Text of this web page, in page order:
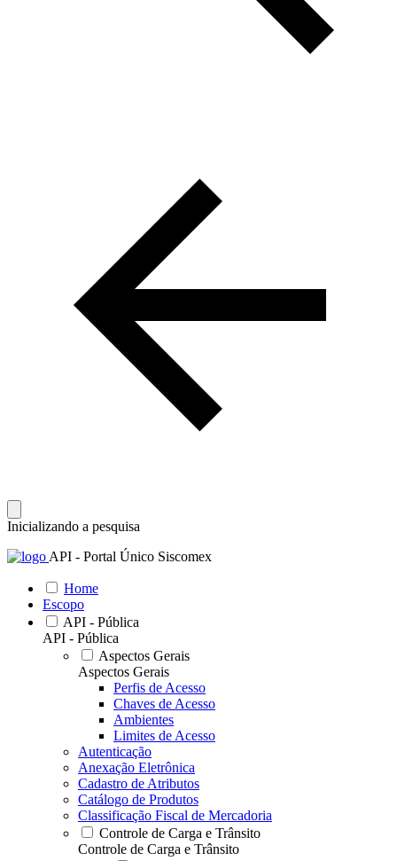
Inicializando a pesquisa
API - Portal Único Siscomex
Home
Escopo
API - Pública
API - Pública
Aspectos Gerais
Aspectos Gerais
Perfis de Acesso
Chaves de Acesso
Ambientes
Limites de Acesso
Autenticação
Anexação Eletrônica
Cadastro de Atributos
Catálogo de Produtos
Classificação Fiscal de Mercadoria
Controle de Carga e Trânsito
Controle de Carga e Trânsito